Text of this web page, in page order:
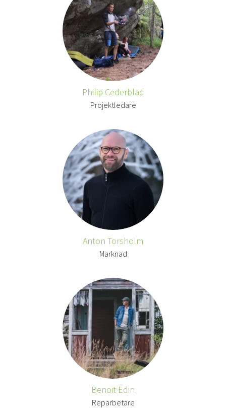
Philip Cederblad
Projektledare
Anton Torsholm
Marknad
Benoit Edin
Reparbetare